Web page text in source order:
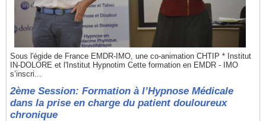
Sous l'égide de France EMDR-IMO, une co-animation CHTIP * Institut
IN-DOLORE et l'Institut Hypnotim Cette formation en EMDR - IMO
s’inscri...
2ème Session: Formation à l’Hypnose Médicale
dans la prise en charge du patient douloureux
chronique